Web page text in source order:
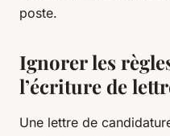
poste.
Ignorer les
l’écriture de
Une lettre de